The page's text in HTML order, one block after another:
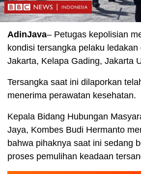
AdinJava– Petugas kepolisian
kondisi tersangka pelaku
Jakarta, Kelapa Gading, Jakarta
Tersangka saat ini dilaporkan
menerima perawatan kesehatan.
Kepala Bidang Hubungan
Jaya, Kombes Budi Hermanto
bahwa pihaknya saat ini sedang
proses pemulihan keadaan